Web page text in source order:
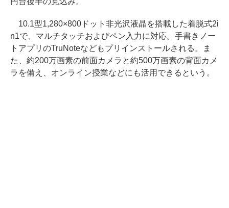
10.1型1,280×800ドット非光沢液晶を搭載した着脱式2i
n1で、マルチタッチおよびペン入力に対応。手書きノー
トアプリのTruNoteなどもプリインストールされる。ま
た、約200万画素の前面カメラと約500万画素の背面カメ
ラを備え、オンライン授業などにも活用できるという。